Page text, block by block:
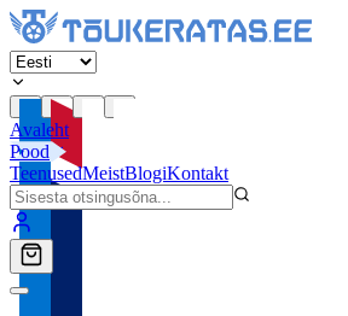
Avaleht
Pood
TeenusedMeistBlogiKontakt